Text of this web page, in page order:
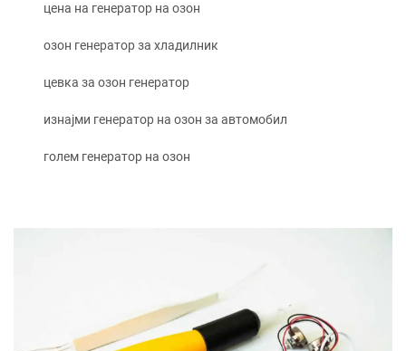
цена на генератор на озон
озон генератор за хладилник
цевка за озон генератор
изнајми генератор на озон за автомобил
голем генератор на озон